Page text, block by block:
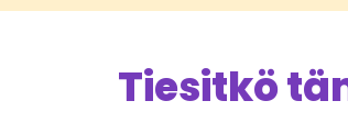
Tiesitkö